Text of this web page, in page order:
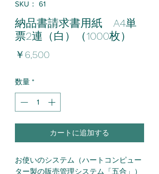
SKU： 61
納品書請求書用紙 A4単
票2連（白）（1000枚）
￥6,500
数量 *
カートに追加する
お使いのシステム（ハートコンピュー
ター製の販売管理システム「五合」）